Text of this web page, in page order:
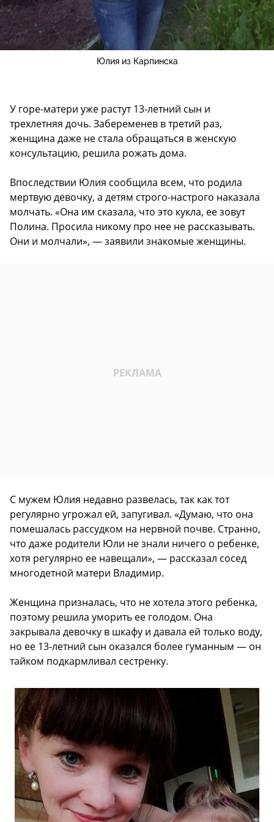
Юлия из Карпинска
У горе-матери уже растут 13-летний сын и
трехлетняя дочь. Забеременев в третий раз,
женщина даже не стала обращаться в женскую
консультацию, решила рожать дома.
Впоследствии Юлия сообщила всем, что родила
мертвую девочку, а детям строго-настрого наказала
молчать. «Она им сказала, что это кукла, ее зовут
Полина. Просила никому про нее не рассказывать.
Они и молчали», — заявили знакомые женщины.
С мужем Юлия недавно развелась, так как тот
регулярно угрожал ей, запугивал. «Думаю, что она
помешалась рассудком на нервной почве. Странно,
что даже родители Юли не знали ничего о ребенке,
хотя регулярно ее навещали», — рассказал сосед
многодетной матери Владимир.
Женщина призналась, что не хотела этого ребенка,
поэтому решила уморить ее голодом. Она
закрывала девочку в шкафу и давала ей только воду,
но ее 13-летний сын оказался более гуманным — он
тайком подкармливал сестренку.